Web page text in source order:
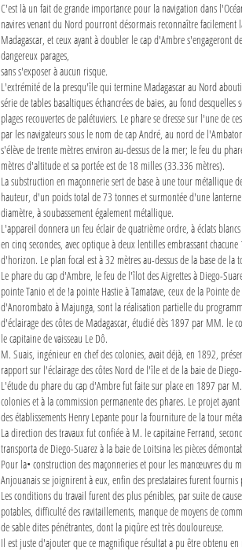
C'est là un fait de grande importance pour la navigation dans
navires venant du Nord pourront désormais reconnaître facilement
Madagascar, et ceux ayant à doubler le cap d'Ambre s'engageront
dangereux parages,
sans s'exposer à aucun risque.
L'extrémité de la presqu'île qui termine Madagascar au Nord
série de tables basaltiques échancrées de baies, au fond desquelles
plages recouvertes de palétuviers. Le phare se dresse sur l'une de
par les navigateurs sous le nom de cap André, au nord de
s'élève de trente mètres environ au-dessus de la mer; le feu du
mètres d'altitude et sa portée est de 18 milles (33.336 mètres).
La substruction en maçonnerie sert de base à une tour métallique
hauteur, d'un poids total de 73 tonnes et surmontée d'une
diamètre, à soubassement également métallique.
L'appareil donnera un feu éclair de quatrième ordre, à éclats
en cinq secondes, avec optique à deux lentilles embrassant chacune
d'horizon. Le plan focal est à 32 mètres au-dessus de la base de la
Le phare du cap d'Ambre, le feu de l'îlot des Aigrettes à Diego-
pointe Tanio et de !a pointe Hastie à Tamatave, ceux de la Pointe
d'Anorombato à Majunga, sont la réalisation partielle du
d'éclairage des côtes de Madagascar, étudié dès 1897 par MM. le
le capitaine de vaisseau Le Dô.
M. Suais, ingénieur en chef des colonies, avait déjà, en 1892,
rapport sur l'éclairage des côtes Nord de l'île et de la baie de
L'étude du phare du cap d'Ambre fut faite sur place en 1897 par
colonies et à la commission permanente des phares. Le projet
des établissements Henry Lepante pour la fourniture de la tour
La direction des travaux fut confiée à M. le capitaine Ferrand,
transporta de Diego-Suarez à la baie de Loitsina les pièces
Pour la• construction des maçonneries et pour les manœuvres du
Anjouanais se joignirent à eux, enfin des prestataires furent
Les conditions du travail furent des plus pénibles, par suite de
potables, difficulté des ravitaillements, manque de moyens de
de sable dites pénétrantes, dont la piqûre est très douloureuse.
Il est juste d'ajouter que ce magnifique résultat a pu être obtenu